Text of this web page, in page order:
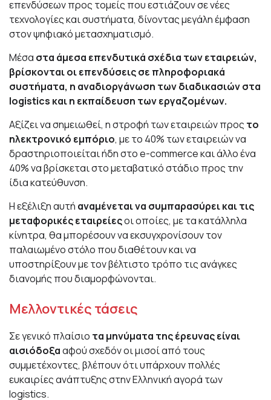
επενδύσεων προς τομείς που εστιάζουν σε νέες
τεχνολογίες και συστήματα, δίνοντας μεγάλη έμφαση
στον ψηφιακό μετασχηματισμό.
Μέσα στα άμεσα επενδυτικά σχέδια των εταιρειών,
βρίσκονται οι επενδύσεις σε πληροφοριακά
συστήματα, η αναδιοργάνωση των διαδικασιών στα
logistics και η εκπαίδευση των εργαζομένων.
Αξίζει να σημειωθεί, η στροφή των εταιρειών προς το
ηλεκτρονικό εμπόριο, με το 40% των εταιρειών να
δραστηριοποιείται ήδη στο e-commerce και άλλο ένα
40% να βρίσκεται στο μεταβατικό στάδιο προς την
ίδια κατεύθυνση.
Η εξέλιξη αυτή αναμένεται να συμπαρασύρει και τις
μεταφορικές εταιρείεςοι οποίες, με τα κατάλληλα
κίνητρα, θα μπορέσουν να εκσυγχρονίσουν τον
παλαιωμένο στόλο που διαθέτουν και να
υποστηρίξουν με τον βέλτιστο τρόπο τις ανάγκες
διανομής που διαμορφώνονται.
Μελλοντικές τάσεις
Σε γενικό πλαίσιο τα μηνύματα της έρευνας είναι
αισιόδοξααφού σχεδόν οι μισοί από τους
συμμετέχοντες, βλέπουν ότι υπάρχουν πολλές
ευκαιρίες ανάπτυξης στην Ελληνική αγορά των
logistics.